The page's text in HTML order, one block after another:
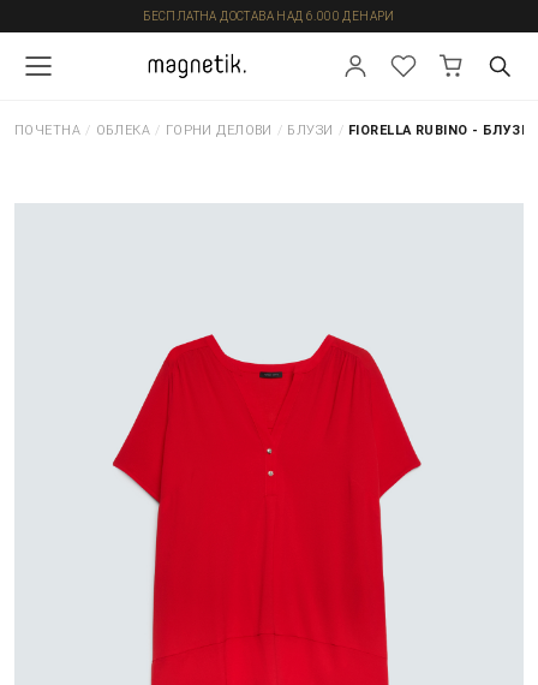
БЕСПЛАТНА ДОСТАВА НАД 6.000 ДЕНАРИ
ПОЧЕТНА / ОБЛЕКА / ГОРНИ ДЕЛОВИ / БЛУЗИ / FIORELLA RUBINO - БЛУЗИ